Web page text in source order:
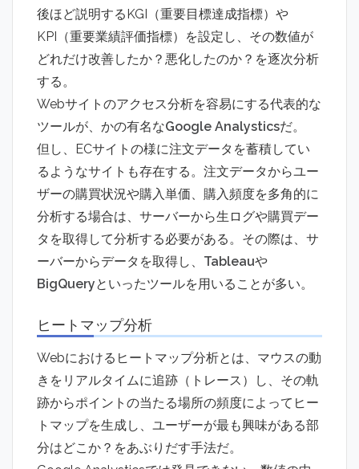
後ほど説明するKGI（重要目標達成指標）や
KPI（重要業績評価指標）を設定し、その数値が
どれだけ改善したか？悪化したのか？を逐次分析
する。
Webサイトのアクセス分析を容易にする代表的な
ツールが、かの有名なGoogle Analysticsだ。
但し、ECサイトの様に注文データを蓄積してい
るようなサイトも存在する。注文データからユー
ザーの購買状況や購入単価、購入頻度を多角的に
分析する場合は、サーバーから生ログや購買デー
タを取得して分析する必要がある。その際は、サ
ーバーからデータを取得し、 Tableauや
BigQueryといったツールを用いることが多い。
ヒートマップ分析
Webにおけるヒートマップ分析とは、マウスの動
きをリアルタイムに追跡（トレース）し、その軌
跡からポイントの当たる場所の頻度によってヒー
トマップを生成し、ユーザーが最も興味がある部
分はどこか？をあぶりだす手法だ。